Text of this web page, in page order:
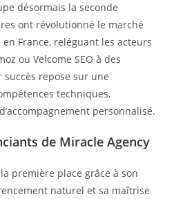
désormais la seconde
ont révolutionné le marché
France, reléguant les acteurs
ou Velcome SEO à des
repose sur une
techniques,
personnalisé.
de Miracle Agency
première place grâce à son
naturel et sa maîtrise